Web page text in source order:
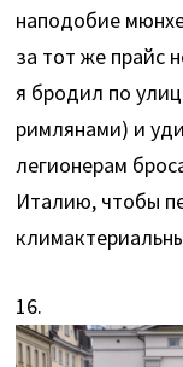
наподобие
за тот же прайс
я бродил по
римлянами) и
легионерам
Италию, чтобы
16.